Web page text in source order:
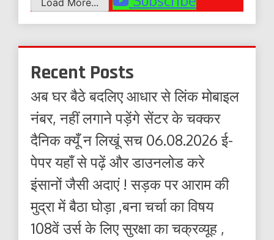
Load More...
Recent Posts
अब घर बैठे बदलिए आधार से लिंक मोबाइल
नंबर, नहीं लगाने पड़ेंगे सेंटर के चक्कर
दैनिक क्यूँ न लिखूं सच 06.08.2026 ई-
पेपर यहाँ से पढ़ें और डाउनलोड करे
इंसानों जैसी अदाएं ! सड़क पर आराम की
मुद्रा में बैठा घोड़ा ,बना चर्चा का विषय
108वें उर्स के लिए सुरक्षा का चक्रव्यूह ,